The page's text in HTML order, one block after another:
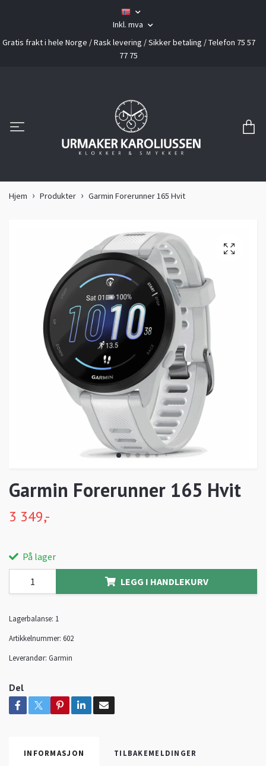
Inkl. mva
Gratis frakt i hele Norge / Rask levering / Sikker betaling / Telefon 75 57
77 75
Hjem Produkter Garmin Forerunner 165 Hvit
Garmin Forerunner 165 Hvit
3 349,-
På lager
LEGG I HANDLEKURV
Lagerbalanse: 1
Artikkelnummer: 602
Leverandør: Garmin
Del
INFORMASJON TILBAKEMELDINGER